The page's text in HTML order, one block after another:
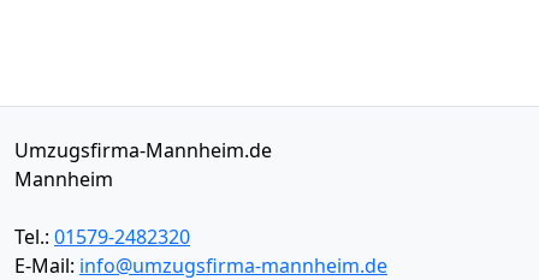
Umzugsfirma-Mannheim.de
Mannheim
Tel.: 01579-2482320
E-Mail: info@umzugsfirma-mannheim.de